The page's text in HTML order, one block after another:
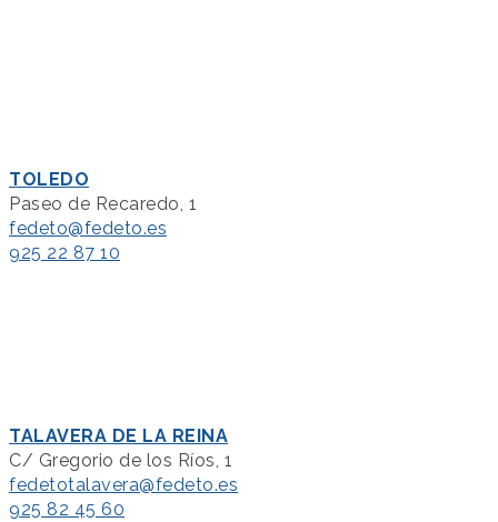
TOLEDO
Paseo de Recaredo, 1
fedeto@fedeto.es
925 22 87 10
TALAVERA DE LA REINA
C/ Gregorio de los Ríos, 1
fedetotalavera@fedeto.es
925 82 45 60